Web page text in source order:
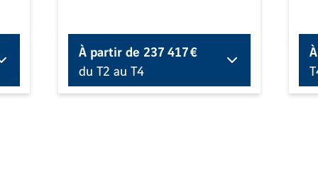
À partir de237 417 €
du T2 au T4